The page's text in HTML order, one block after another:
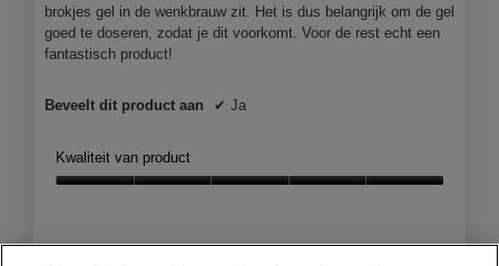
brokjes gel in de wenkbrauw zit. Het is dus belangrijk om de gel
goed te doseren, zodat je dit voorkomt. Voor de rest echt een
fantastisch product!
Beveelt dit product aan ✔ Ja
Kwaliteit van product
Behulpzaam?